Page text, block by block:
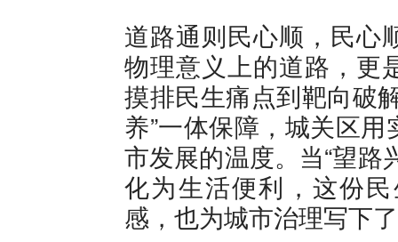
道路通则民心顺，民心
物理意义上的道路，更
摸排民生痛点到靶向破
养”一体保障，城关区
市发展的温度。当“望路
化为生活便利，这份
感，也为城市治理写下